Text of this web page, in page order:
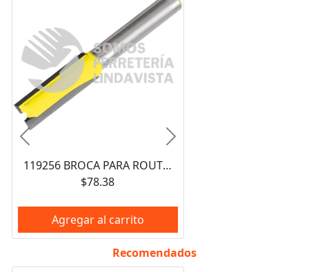
119256 BROCA PARA ROUTER DE ACERO RECTA DE 2 FILOS 3/4" ZANCO DE 1/4" SURTEK
$78.38
Agregar al carrito
Anterior Siguiente
Recomendados